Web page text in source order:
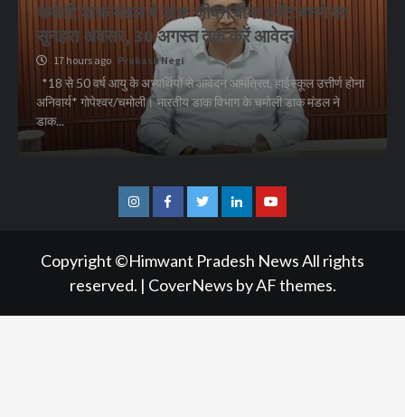
चमोली डाक मंडल में डाक जीवन बीमा एजेंट बनने का
सुनहरा अवसर, 30 अगस्त तक करें आवेदन
17 hours ago Prakash Negi
*18 से 50 वर्ष आयु के अभ्यर्थियों से आवेदन आमंत्रित, हाईस्कूल उत्तीर्ण होना
अनिवार्य* गोपेश्वर/चमोली। भारतीय डाक विभाग के चमोली डाक मंडल ने
डाक...
InstagramFacebookTwitterLinkedinYoutube
Copyright ©Himwant Pradesh News All rights
reserved. | CoverNews by AF themes.